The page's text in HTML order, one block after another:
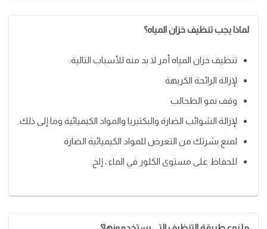
لماذا يجب تنظيف خزان المياه؟
تنظيف خزان المياه أمر لا بد منه للأسباب التالية:
لإزالة الرائحة الكريهة
وقف نمو الطحالب
لإزالة الشوائب الضارة والبكتيريا والمواد الكيميائية وما إلى ذلك.
لمنع بشرتك من التعرض للمواد الكيميائية الضارة
للحفاظ على مستوى الكلور في الماء ، إلخ.